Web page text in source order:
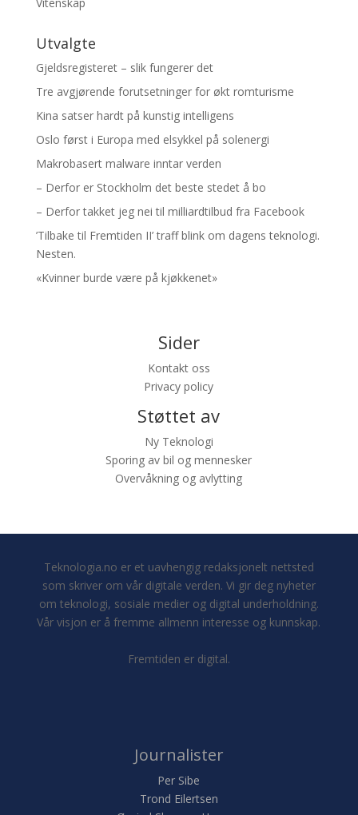
Utvalgte
Gjeldsregisteret – slik fungerer det
Tre avgjørende forutsetninger for økt romturisme
Kina satser hardt på kunstig intelligens
Oslo først i Europa med elsykkel på solenergi
Makrobasert malware inntar verden
– Derfor er Stockholm det beste stedet å bo
– Derfor takket jeg nei til milliardtilbud fra Facebook
’Tilbake til Fremtiden II’ traff blink om dagens teknologi.
Nesten.
«Kvinner burde være på kjøkkenet»
Sider
Kontakt oss
Privacy policy
Støttet av
Ny Teknologi
Sporing av bil og mennesker
Overvåkning og avlytting
Teknologia.no er et uavhengig redaksjonelt nettsted
som skriver om vår digitale verden. Vi gir deg nyheter
om teknologi, sosiale medier og digital underholdning.
Vår visjon er å fremme allmenn interesse og kunnskap.
Fremtiden er digital.
Journalister
Per Sibe
Trond Eilertsen